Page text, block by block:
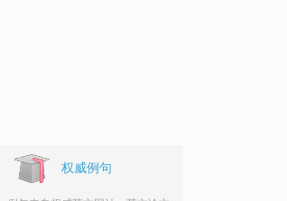
权威例句